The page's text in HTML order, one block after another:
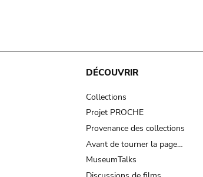
DÉCOUVRIR
Collections
Projet PROCHE
Provenance des collections
Avant de tourner la page…
MuseumTalks